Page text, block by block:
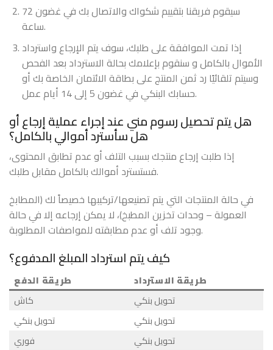
سيقوم فريقنا بتقييم شكواك والاتصال بك في غضون 72
ساعة.
إذا تمت الموافقة على طلبك، سوف يتم الإرجاع واسترداد
الأموال بالكامل و سنقوم بإعلامك بحالة الاسترداد بعد الفحص
وسيتم تلقائيًا رد ثمن المنتج على بطاقة الائتمان الخاصة بك أو
حسابك البنكي في غضون 5 إلى 14 أيام عمل.
هل يتم تحصيل رسوم مني عند إجراء عملية إرجاع أو
هل سأسترد أموالي بالكامل؟
إذا طلبت إرجاع منتجك بسبب التلف أو عدم تطابق المحتوى،
فستسترد أموالك بالكامل مقابل طلبك.
في حالة المنتجات التي يتم تصنيعها/تركيبها خصيصاً لك (المطابخ
العمولة – وحدات تخزين المطبخ)، لا يمكن إرجاعه إلا في حالة
وجود تلف أو عدم مطابقته للمواصفات المطلوبة.
كيف يتم استرداد المبلغ المدفوع؟
طريقة الدفع
طريقة الاسترداد
كاش
تحويل بنكي
تحويل بنكي
تحويل بنكي
فوري
تحويل بنكي